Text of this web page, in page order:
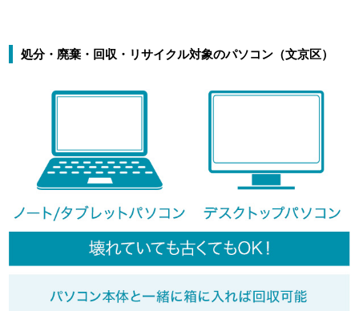
処分・廃棄・回収・リサイクル対象のパソコン（文京区）